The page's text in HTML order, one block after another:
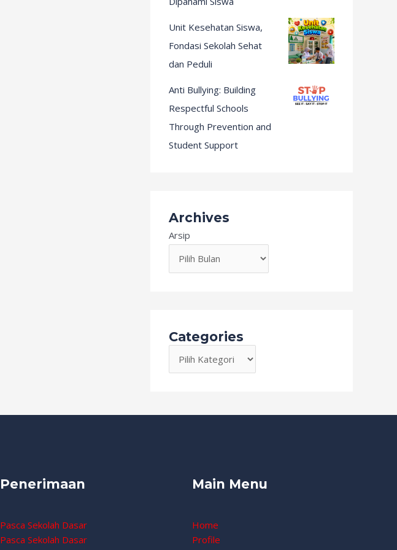
Unit Kesehatan Siswa,
Fondasi Sekolah Sehat
dan Peduli
Anti Bullying: Building
Respectful Schools
Through Prevention and
Student Support
Archives
Arsip
Categories
Penerimaan
Pasca Sekolah Dasar
Pasca Sekolah Dasar
Main Menu
Home
Profile